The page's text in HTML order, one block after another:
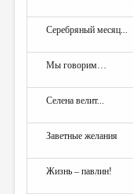
Серебряный месяц...
Мы говорим…
Селена велит...
Заветные желания
Жизнь – павлин!